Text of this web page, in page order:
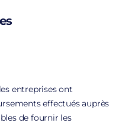
entreprises ont
effectués auprès
de fournir les